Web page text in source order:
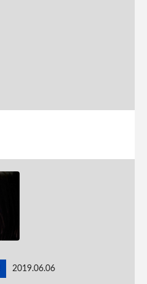
2019.06.06